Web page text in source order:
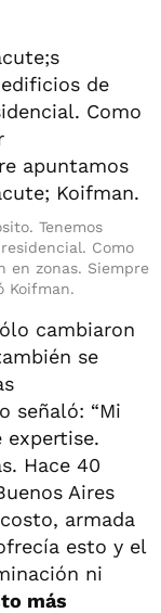
Tenemos
Como
en zonas. Siempre
Koifman.
cambiaron
se
señaló: “Mi
expertise.
Hace 40
Aires
armada
esto y el
ni
más